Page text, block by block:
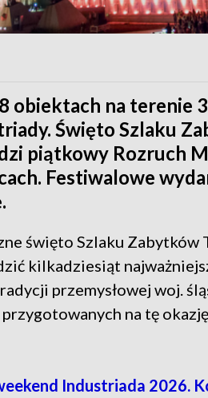
obiektach na terenie
Święto Szlaku
piątkowy Rozruch
Festiwalowe
święto Szlaku Zabytków
kilkadziesiąt
przemysłowej woj.
na tę okazję.
Industriada 2026.